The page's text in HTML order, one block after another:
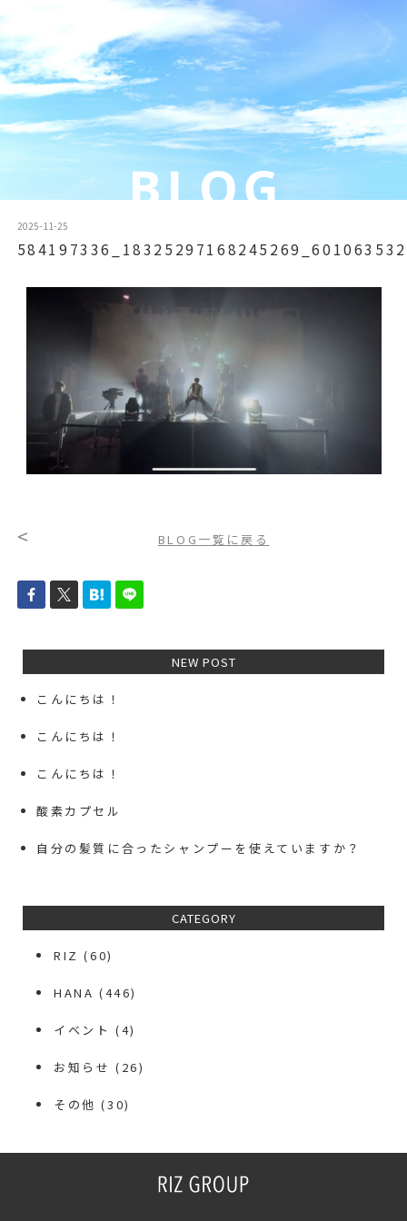
2025-11-25
< BLOG一覧に戻る
NEW POST
こんにちは！
こんにちは！
こんにちは！
酸素カプセル
自分の髪質に合ったシャンプーを使えていますか？
CATEGORY
RIZ (60)
HANA (446)
イベント (4)
お知らせ (26)
その他 (30)